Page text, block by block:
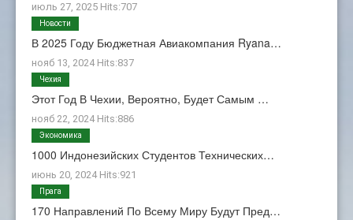
июль 27, 2025 Hits:707
В 2025 Году Бюджетная Авиакомпания Ryana…
нояб 13, 2024 Hits:837
Новости
Этот Год В Чехии, Вероятно, Будет Самым …
нояб 22, 2024 Hits:886
Чехия
1000 Индонезийских Студентов Технических…
июнь 20, 2024 Hits:921
Экономика
170 Направлений По Всему Миру Будут Пред…
Прага